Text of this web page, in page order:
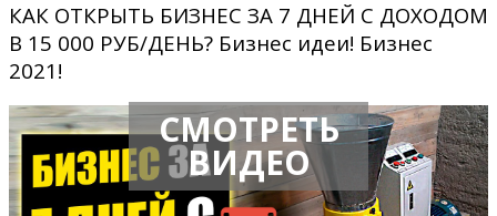
КАК ОТКРЫТЬ БИЗНЕС ЗА 7 ДНЕЙ С ДОХОДОМ
В 15 000 РУБ/ДЕНЬ? Бизнес идеи! Бизнес
2021!
СМОТРЕТЬ
ВИДЕО